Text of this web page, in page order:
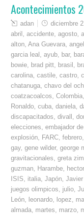
Acontecimientos
adan diciembre
abril
,accidente ,agosto ,
alton ,Ana Guevara ,
garcia leal
,ayub bar,
bowie
brad pitt brasil
carolina ,castile ,castro ,
chatanuga ,chavo del
coatzacoalcos ,Colombia
Ronaldo ,cuba ,daniela ,
discapacitados ,divall ,
elecciones ,embajador
explosión
FARC ,febrero
gay,gene wilder,george
gravitacionales ,greta
guzman
Harambe
ISIS
italia ,Japón ,
juegos olimpicos
julio ,
León
leonardo lopez
almada martes marzo